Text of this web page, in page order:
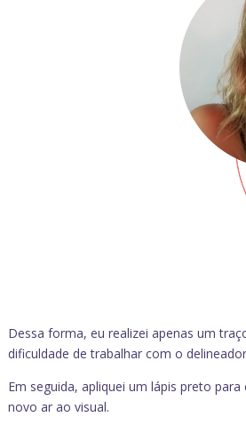
Dessa forma, eu realizei apenas um
dificuldade de trabalhar com o
Em seguida, apliquei um lápis preto
novo ar ao visual.